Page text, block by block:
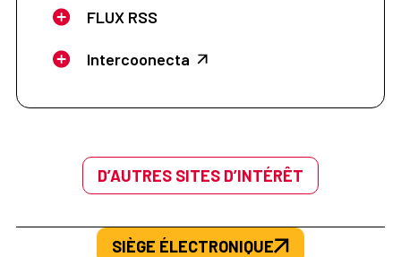
FLUX RSS
Intercoonecta
D’AUTRES SITES D’INTÉRÊT
SIÈGE ÉLECTRONIQUE